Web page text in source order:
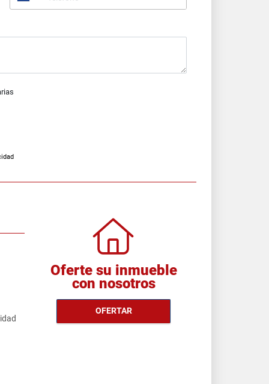
Oferte su inmueble
con nosotros
OFERTAR